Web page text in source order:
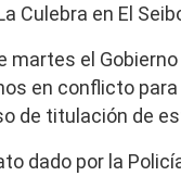
Culebra en El
martes el
en conflicto
de titulación de
dado por la